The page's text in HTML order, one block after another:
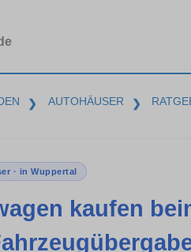
❯ AUTOHÄUSER ❯
· in Wuppertal
kaufen